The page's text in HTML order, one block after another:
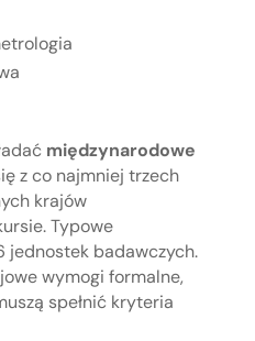
międzynarodowe
z co najmniej trzech
krajów
Typowe
jednostek badawczych.
wymogi formalne,
spełnić kryteria